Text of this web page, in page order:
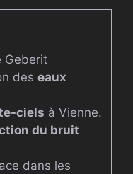
Geberit
des eaux
ciels à Vienne.
du bruit
dans les